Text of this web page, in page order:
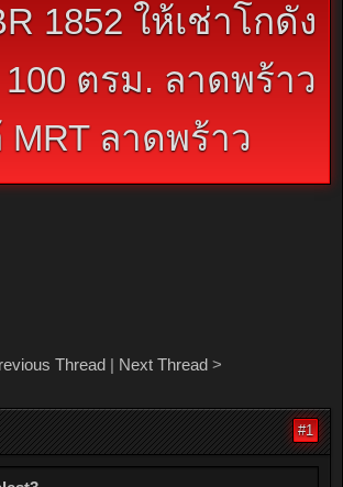
1852 ให้เช่าโกดัง
ตรม. ลาดพร้าว
MRT ลาดพร้าว
Thread| Next Thread>
#1